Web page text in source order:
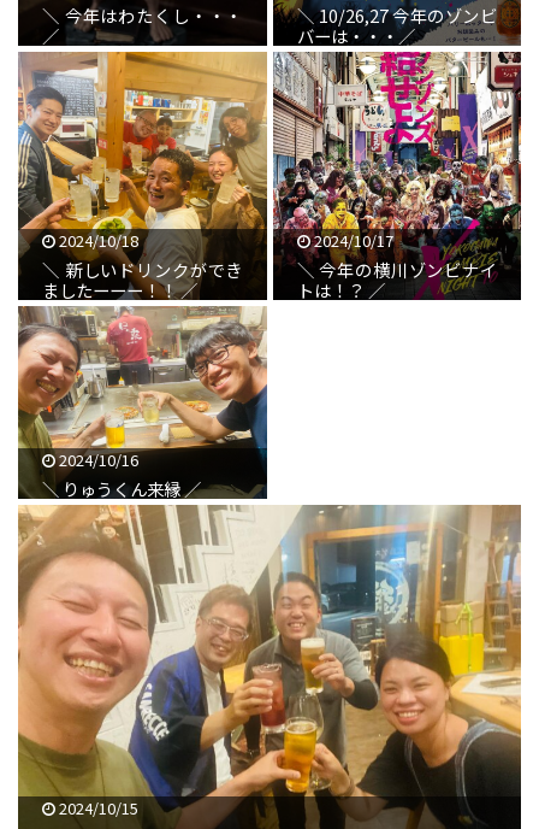
＼ 今年はわたくし・・・
／
＼ 10/26,27 今年のゾンビ
バーは・・・／
2024/10/18
＼ 新しいドリンクができ
ましたーーー！！ ／
2024/10/17
＼ 今年の横川ゾンビナイ
トは！？ ／
2024/10/16
＼ りゅうくん来縁 ／
2024/10/15